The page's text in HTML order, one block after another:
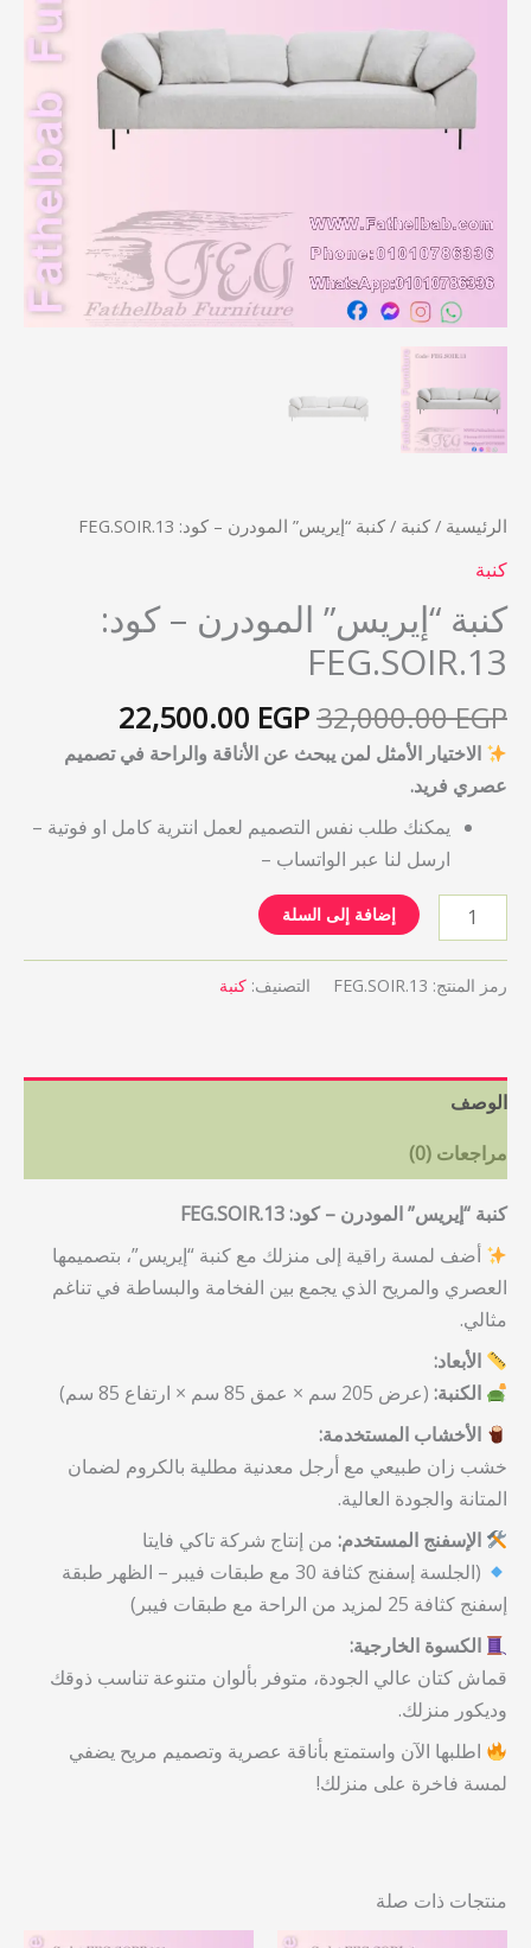
الرئيسية / كنبة / كنبة “إيريس” المودرن – كود: FEG.SOIR.13
كنبة
كنبة “إيريس” المودرن – كود:
FEG.SOIR.13
32,000.00EGP
22,500.00 EGP
الاختيار الأمثل لمن يبحث عن الأناقة والراحة في تصميم
عصري فريد.
يمكنك طلب نفس التصميم لعمل انترية كامل او فوتية –
ارسل لنا عبر الواتساب –
FEG.SOIR.13
إضافة إلى السلة
رمز المنتج: FEG.SOIR.13 التصنيف: كنبة
الوصف
مراجعات (0)
كنبة “إيريس” المودرن – كود: FEG.SOIR.13
أضف لمسة راقية إلى منزلك مع كنبة “إيريس”، بتصميمها
العصري والمريح الذي يجمع بين الفخامة والبساطة في تناغم
مثالي.
الأبعاد:
الكنبة: (عرض 205 سم × عمق 85 سم × ارتفاع 85 سم)
الأخشاب المستخدمة:
خشب زان طبيعي مع أرجل معدنية مطلية بالكروم لضمان
المتانة والجودة العالية.
الإسفنج المستخدم: من إنتاج شركة تاكي فايتا
(الجلسة إسفنج كثافة 30 مع طبقات فيبر – الظهر طبقة
إسفنج كثافة 25 لمزيد من الراحة مع طبقات فيبر)
الكسوة الخارجية:
قماش كتان عالي الجودة، متوفر بألوان متنوعة تناسب ذوقك
وديكور منزلك.
اطلبها الآن واستمتع بأناقة عصرية وتصميم مريح يضفي
لمسة فاخرة على منزلك!
منتجات ذات صلة